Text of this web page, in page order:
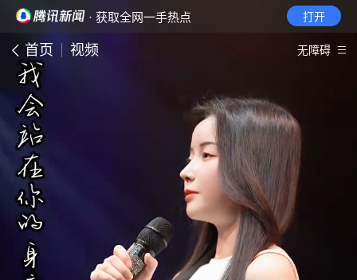
· 获取全网一手热点 打开
首页 视频 无障碍